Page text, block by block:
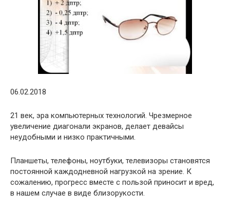
06.02.2018
21 век, эра компьютерных технологий. Чрезмерное
увеличение диагонали экранов, делает девайсы
неудобными и низко практичными.
Планшеты, телефоны, ноутбуки, телевизоры становятся
постоянной каждодневной нагрузкой на зрение. К
сожалению, прогресс вместе с пользой приносит и вред,
в нашем случае в виде близорукости.